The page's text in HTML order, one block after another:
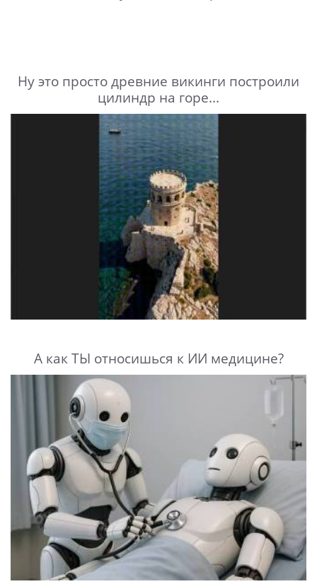
Ну это просто древние викинги построили
цилиндр на горе...
А как ТЫ относишься к ИИ медицине?